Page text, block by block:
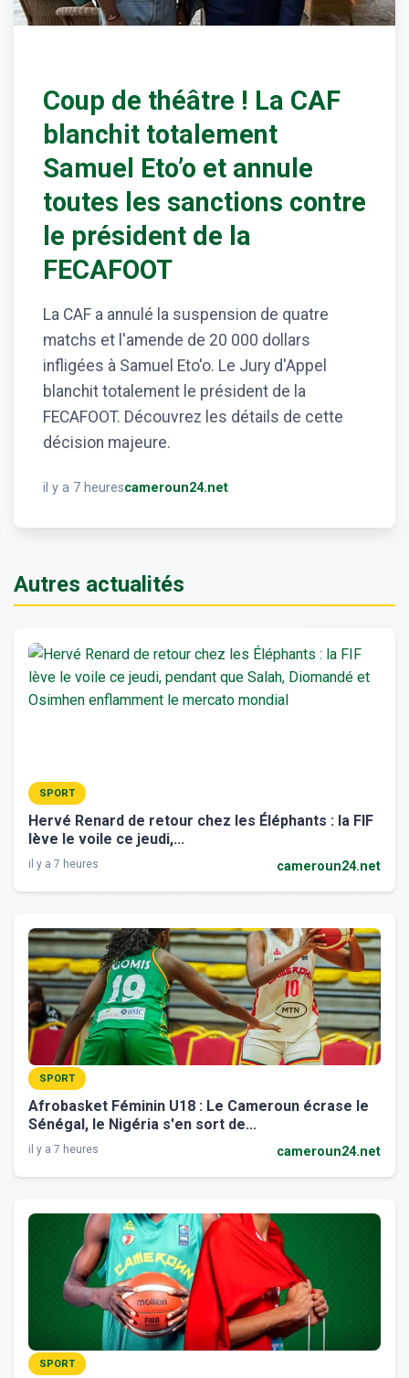
Coup de théâtre ! La CAF
blanchit totalement
Samuel Eto’o et annule
toutes les sanctions contre
le président de la
FECAFOOT
La CAF a annulé la suspension de quatre
matchs et l'amende de 20 000 dollars
infligées à Samuel Eto'o. Le Jury d'Appel
blanchit totalement le président de la
FECAFOOT. Découvrez les détails de cette
décision majeure.
il y a 7 heurescameroun24.net
Autres actualités
SPORT
Hervé Renard de retour chez les Éléphants : la FIF
lève le voile ce jeudi,...
il y a 7 heures cameroun24.net
SPORT
Afrobasket Féminin U18 : Le Cameroun écrase le
Sénégal, le Nigéria s'en sort de...
il y a 7 heures cameroun24.net
SPORT